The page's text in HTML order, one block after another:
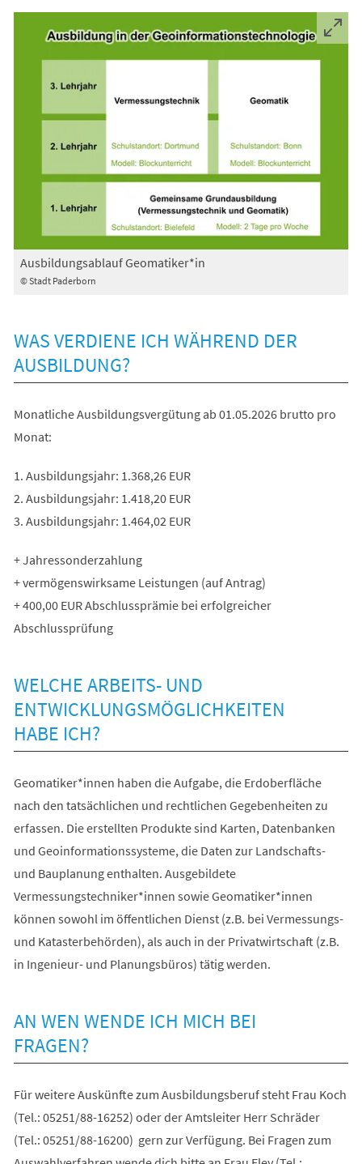
© Stadt Paderborn
Ausbildungsablauf Geomatiker*in
WAS VERDIENE ICH WÄHREND DER
AUSBILDUNG?
Monatliche Ausbildungsvergütung ab 01.05.2026 brutto pro
Monat:
1. Ausbildungsjahr: 1.368,26 EUR
2. Ausbildungsjahr: 1.418,20 EUR
3. Ausbildungsjahr: 1.464,02 EUR
+ Jahressonderzahlung
+ vermögenswirksame Leistungen (auf Antrag)
+ 400,00 EUR Abschlussprämie bei erfolgreicher
Abschlussprüfung
WELCHE ARBEITS- UND
ENTWICKLUNGSMÖGLICHKEITEN
HABE ICH?
Geomatiker*innen haben die Aufgabe, die Erdoberfläche
nach den tatsächlichen und rechtlichen Gegebenheiten zu
erfassen. Die erstellten Produkte sind Karten, Datenbanken
und Geoinformationssysteme, die Daten zur Landschafts-
und Bauplanung enthalten. Ausgebildete
Vermessungstechniker*innen sowie Geomatiker*innen
können sowohl im öffentlichen Dienst (z.B. bei Vermessungs-
und Katasterbehörden), als auch in der Privatwirtschaft (z.B.
in Ingenieur- und Planungsbüros) tätig werden.
AN WEN WENDE ICH MICH BEI
FRAGEN?
Für weitere Auskünfte zum Ausbildungsberuf steht Frau Koch
(Tel.: 05251/88-16252) oder der Amtsleiter Herr Schräder
(Tel.: 05251/88-16200) gern zur Verfügung. Bei Fragen zum